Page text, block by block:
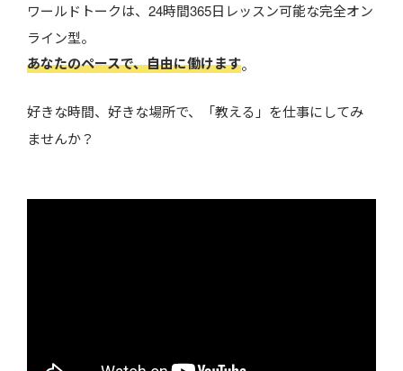
ワールドトークは、24時間365日レッスン可能な完全オン
ライン型。
あなたのペースで、自由に働けます。
好きな時間、好きな場所で、「教える」を仕事にしてみ
ませんか？